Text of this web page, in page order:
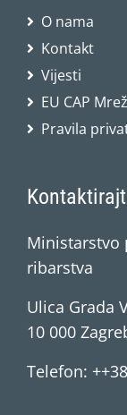
O nama
Kontakt
Vijesti
EU CAP
Pravila
Ministarstvo
ribarstva
Ulica Grada
10 000
Telefon: